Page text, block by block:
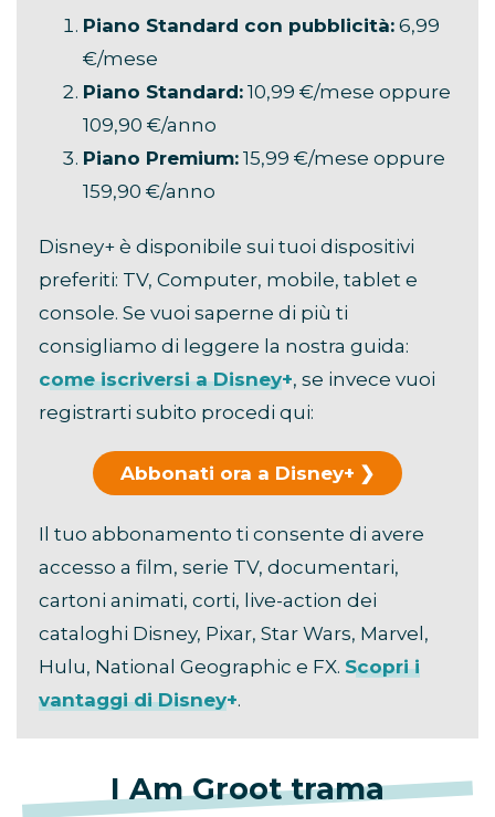
Piano Standard con pubblicità: 6,99
€/mese
Piano Standard: 10,99 €/mese oppure
109,90 €/anno
Piano Premium: 15,99 €/mese oppure
159,90 €/anno
Disney+ è disponibile sui tuoi dispositivi
preferiti: TV, Computer, mobile, tablet e
console. Se vuoi saperne di più ti
consigliamo di leggere la nostra guida:
come iscriversi a Disney+, se invece vuoi
registrarti subito procedi qui:
Abbonati ora a Disney+
Il tuo abbonamento ti consente di avere
accesso a film, serie TV, documentari,
cartoni animati, corti, live-action dei
cataloghi Disney, Pixar, Star Wars, Marvel,
Hulu, National Geographic e FX. Scopri i
vantaggi di Disney+.
I Am Groot trama